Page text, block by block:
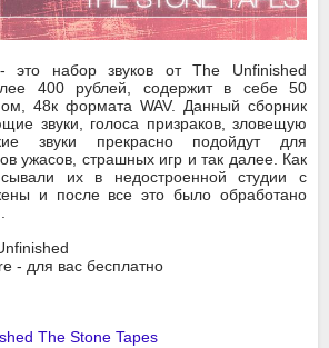
это набор звуков от The Unfinished
400 рублей, содержит в себе 50
48к формата WAV. Данный сборник
звуки, голоса призраков, зловещую
звуки прекрасно подойдут для
ужасов, страшных игр и так далее. Как
их в недостроенной студии с
и после все это было обработано
- для вас бесплатно
The Stone Tapes